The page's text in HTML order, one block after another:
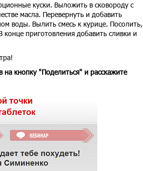
куски. Выложить в сковороду с
масла. Перевернуть и добавить
воды. Вылить смесь к курице. Посолить,
приготовления добавить сливки и
на кнопку "Поделиться" и расскажите